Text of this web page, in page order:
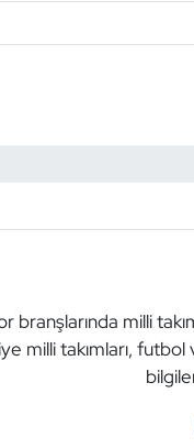
branşlarında milli
milli takımları,